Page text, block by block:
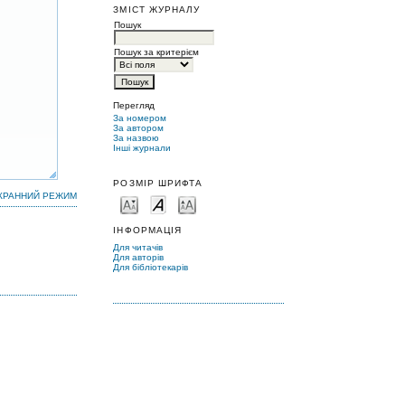
ЗМІСТ ЖУРНАЛУ
Пошук
Пошук за критерієм
Перегляд
За номером
За автором
За назвою
Інші журнали
РОЗМІР ШРИФТА
ІНФОРМАЦІЯ
Для читачів
Для авторів
Для бібліотекарів
РЕЖИМ